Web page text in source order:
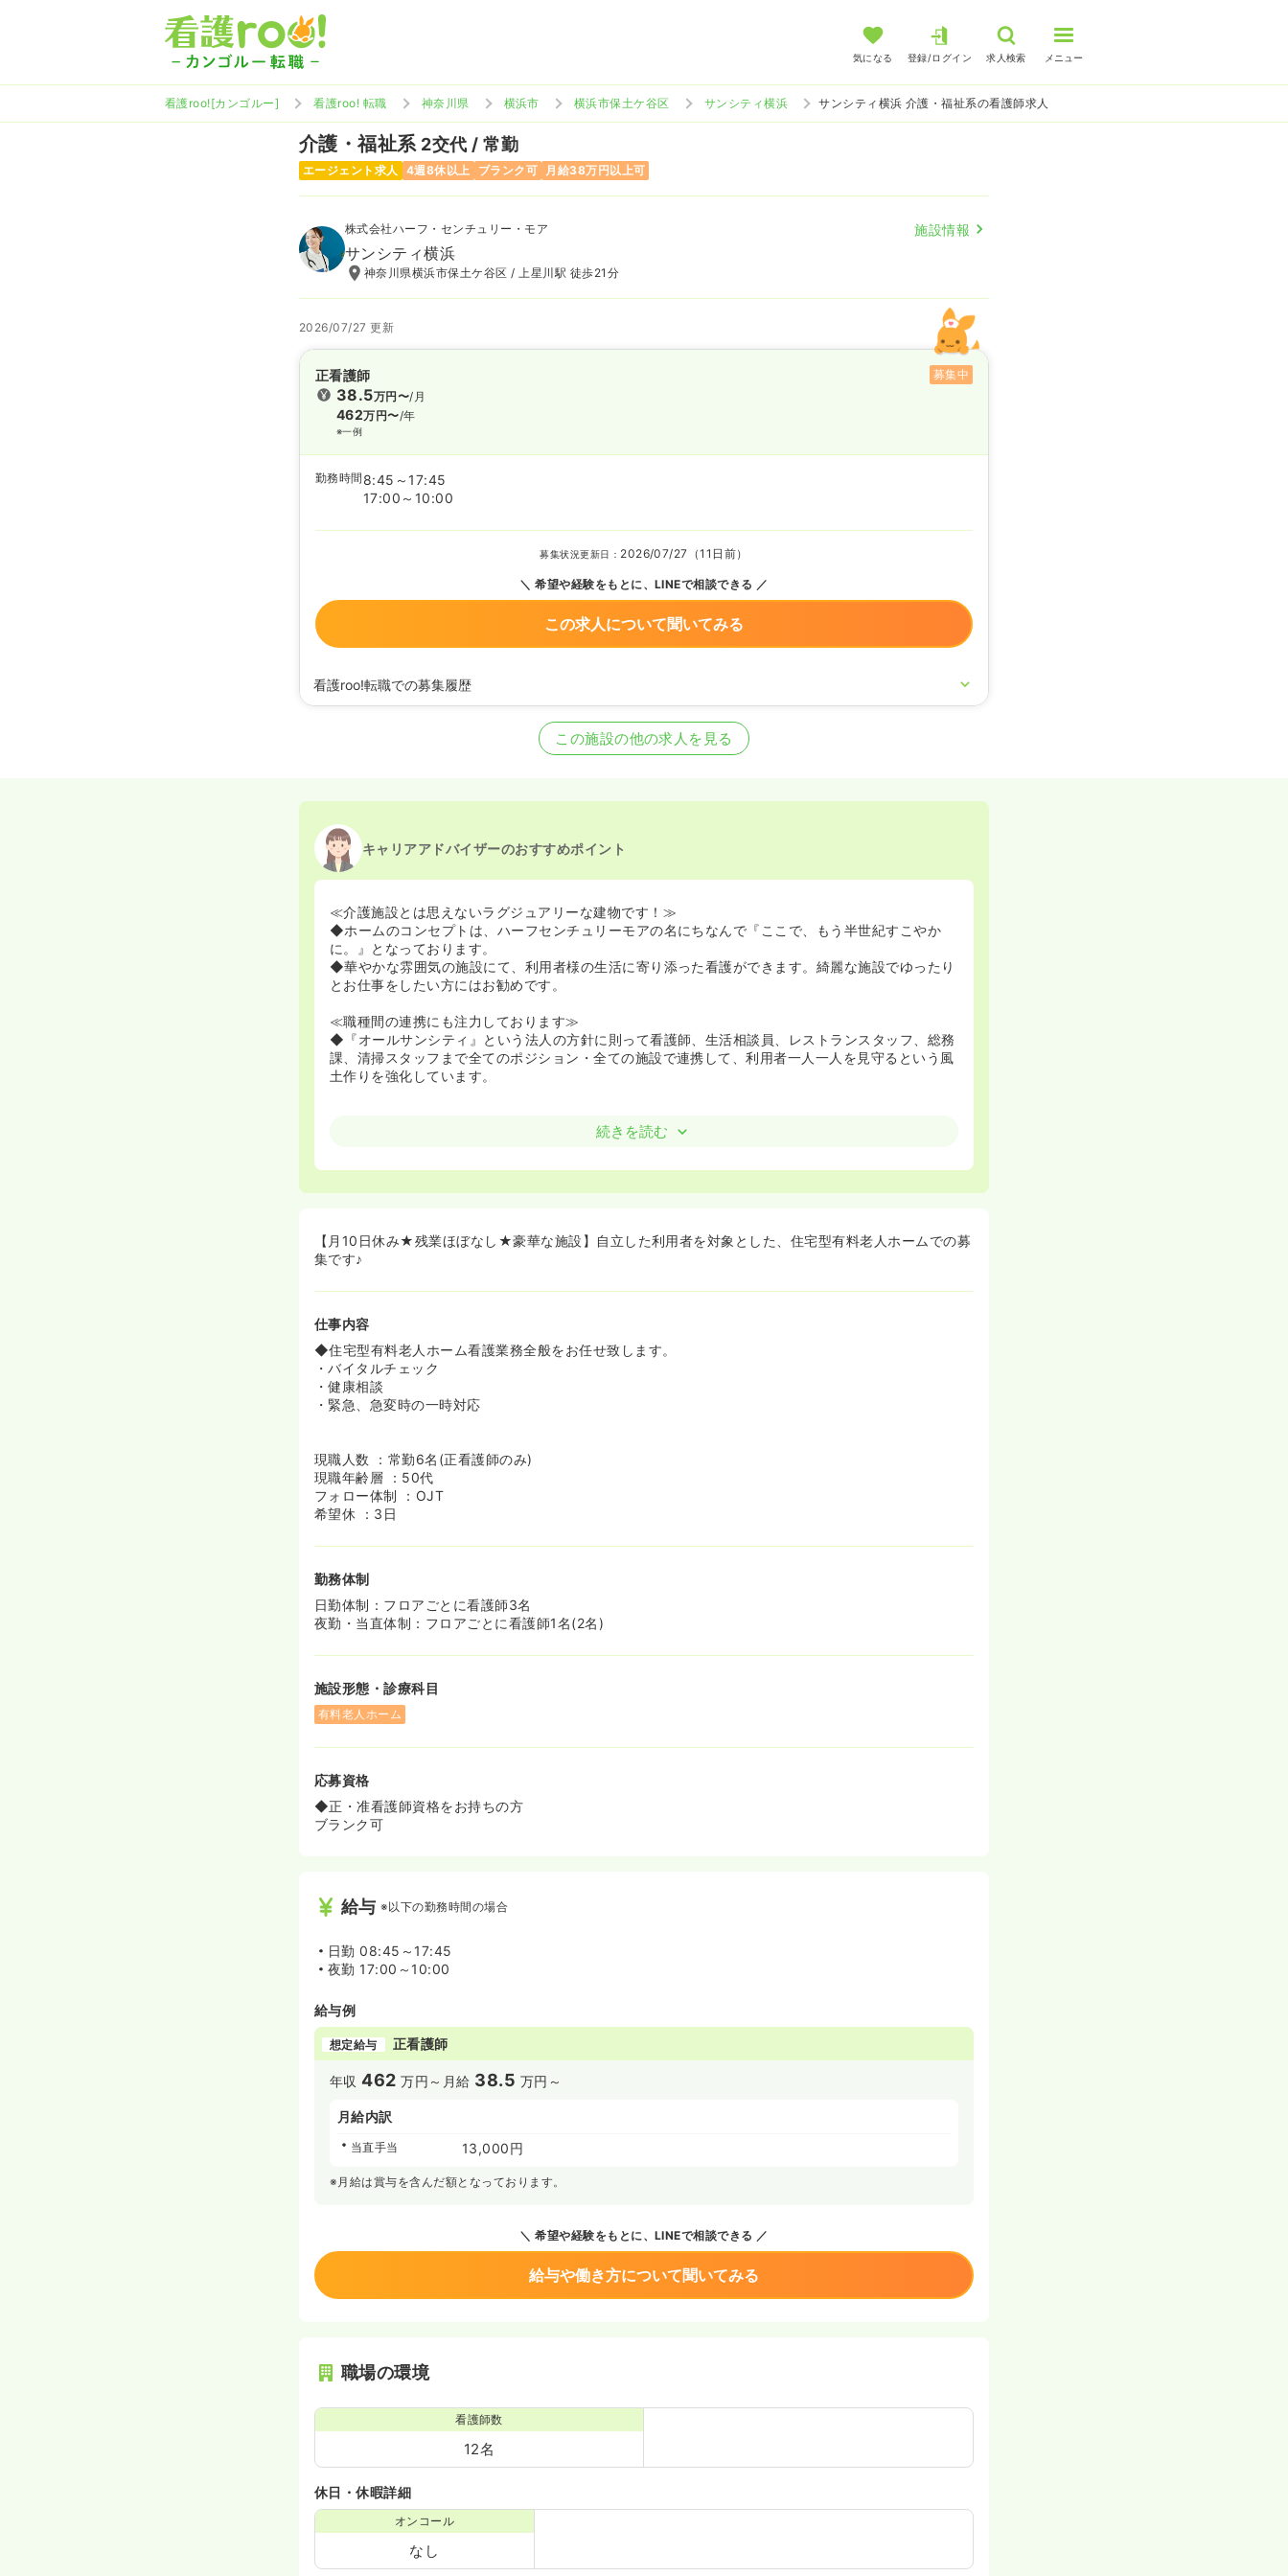
気になる 登録/ログイン 求人検索 メニュー
看護roo![カンゴルー] 看護roo! 転職 神奈川県 横浜市 横浜市保土ケ谷区 サンシティ横浜 サンシティ横浜 介護・福祉系の看護師求人
介護・福祉系 2交代 / 常勤
エージェント求人 4週8休以上 ブランク可 月給38万円以上可
株式会社ハーフ・センチュリー・モア 施設情報
サンシティ横浜
神奈川県横浜市保土ケ谷区 / 上星川駅 徒歩21分
2026/07/27 更新
正看護師 募集中
38.5万円〜/月
462万円〜/年
※一例
勤務時間 8:45～17:45
17:00～10:00
募集状況更新日： 2026/07/27（11日前）
希望や経験をもとに、LINEで相談できる
この求人について聞いてみる
看護roo!転職での募集履歴
2020/09/17
この施設の他の求人を見る
キャリアアドバイザーのおすすめポイント
≪介護施設とは思えないラグジュアリーな建物です！≫
◆ホームのコンセプトは、ハーフセンチュリーモアの名にちなんで『ここで、もう半世紀すこやか
に。』となっております。
◆華やかな雰囲気の施設にて、利用者様の生活に寄り添った看護ができます。綺麗な施設でゆったり
とお仕事をしたい方にはお勧めです。
≪職種間の連携にも注力しております≫
◆『オールサンシティ』という法人の方針に則って看護師、生活相談員、レストランスタッフ、総務
課、清掃スタッフまで全てのポジション・全ての施設で連携して、利用者一人一人を見守るという風
土作りを強化しています。
続きを読む
【月10日休み★残業ほぼなし★豪華な施設】自立した利用者を対象とした、住宅型有料老人ホームでの募
集です♪
仕事内容
◆住宅型有料老人ホーム看護業務全般をお任せ致します。
・バイタルチェック
・健康相談
・緊急、急変時の一時対応
現職人数 ：常勤6名(正看護師のみ)
現職年齢層 ：50代
フォロー体制 ：OJT
希望休 ：3日
勤務体制
日勤体制：フロアごとに看護師3名
夜勤・当直体制：フロアごとに看護師1名(2名)
施設形態・診療科目
有料老人ホーム
応募資格
◆正・准看護師資格をお持ちの方
ブランク可
給与 ※以下の勤務時間の場合
日勤 08:45～17:45
夜勤 17:00～10:00
給与例
想定給与 正看護師
年収462 万円～ 月給 38.5 万円～
月給内訳
当直手当 13,000円
※月給は賞与を含んだ額となっております。
希望や経験をもとに、LINEで相談できる
給与や働き方について聞いてみる
職場の環境
看護師数
12名
休日・休暇詳細
オンコール
なし